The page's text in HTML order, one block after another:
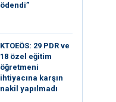
ödendi”
KTOEÖS: 29 PDR ve
18 özel eğitim
öğretmeni
ihtiyacına karşın
nakil yapılmadı